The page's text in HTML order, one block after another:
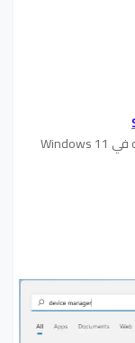
ثالثًا ، يمكنك العثور على Device Manager وفتحه في Windows 11